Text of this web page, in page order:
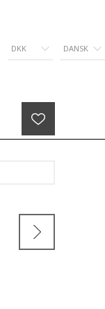
DKK DANSK